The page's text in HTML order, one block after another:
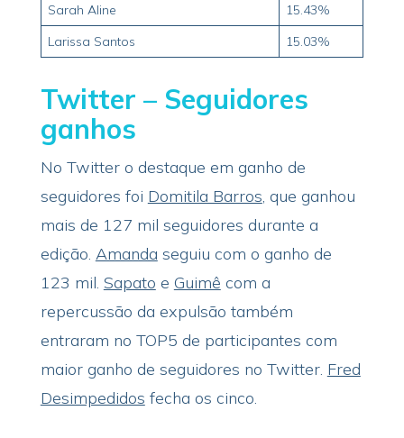
Sarah Aline
15.43%
Larissa Santos
15.03%
Twitter – Seguidores
ganhos
No Twitter o destaque em ganho de
seguidores foi Domitila Barros , que ganhou
mais de 127 mil seguidores durante a
edição. Amanda seguiu com o ganho de
123 mil. Sapato e Guimê com a
repercussão da expulsão também
entraram no TOP5 de participantes com
maior ganho de seguidores no Twitter. Fred
Desimpedidos fecha os cinco.